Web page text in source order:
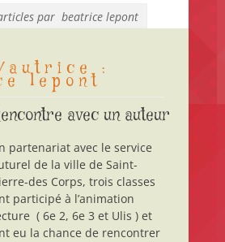
par beatrice lepont
autrice :
lepont
avec un auteur
partenariat avec le service
de la ville de Saint-
des Corps, trois classes
participé à l’animation
( 6e 2, 6e 3 et Ulis ) et
eu la chance de rencontrer